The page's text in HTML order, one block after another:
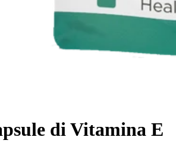
di Vitamina E